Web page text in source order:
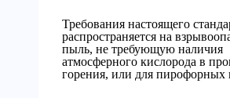
Требования настоящего
распространяется на
пыль, не требующую наличия
атмосферного кислорода в
горения, или для пирофорных